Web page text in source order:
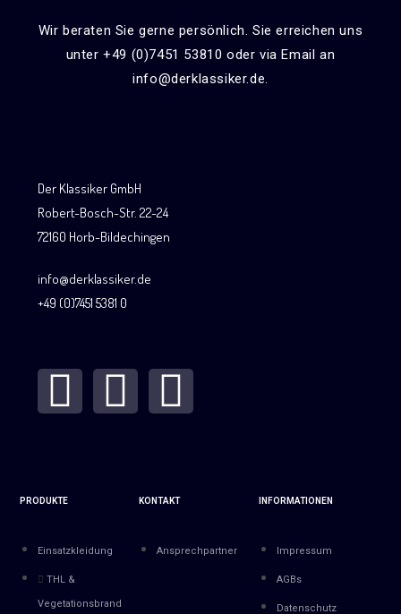
Wir beraten Sie gerne persönlich. Sie erreichen uns
unter +49 (0)7451 53810 oder via Email an
info@derklassiker.de.
Der Klassiker GmbH
Robert-Bosch-Str. 22-24
72160 Horb-Bildechingen
info@derklassiker.de
+49 (0)7451 5381 0
PRODUKTE
Einsatzkleidung
THL &
Vegetationsbrand
KONTAKT
Ansprechpartner
INFORMATIONEN
Impressum
AGBs
Datenschutz